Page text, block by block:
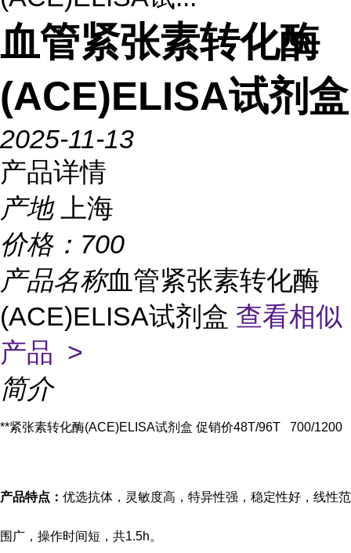
血管紧张素转化酶
(ACE)ELISA试剂盒
2025-11-13
产品详情
产地
上海
价格： 700
产品名称血管紧张素转化酶
(ACE)ELISA试剂盒 查看相似
产品 >
简介
**紧张素转化酶(ACE)ELISA试剂盒 促销价48T/96T 700/1200
产品特点： 优选抗体，灵敏度高，特异性强，稳定性好，线性范
围广，操作时间短，共1.5h。